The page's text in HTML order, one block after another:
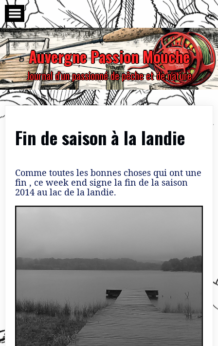
Skip
content
Auvergne Passion Mouche
Journal d'un passionné de pêche et de nature
Fin de saison à la landie
Comme toutes les bonnes choses qui ont une
fin , ce week end signe la fin de la saison
2014 au lac de la landie.